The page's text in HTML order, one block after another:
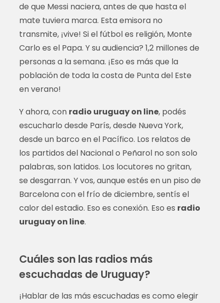
de que Messi naciera, antes de que hasta el
mate tuviera marca. Esta emisora no
transmite, ¡vive! Si el fútbol es religión, Monte
Carlo es el Papa. Y su audiencia? 1,2 millones de
personas a la semana. ¡Eso es más que la
población de toda la costa de Punta del Este
en verano!
Y ahora, con radio uruguay on line, podés
escucharlo desde París, desde Nueva York,
desde un barco en el Pacífico. Los relatos de
los partidos del Nacional o Peñarol no son solo
palabras, son latidos. Los locutores no gritan,
se desgarran. Y vos, aunque estés en un piso de
Barcelona con el frío de diciembre, sentís el
calor del estadio. Eso es conexión. Eso es radio
uruguay on line.
Cuáles son las radios más
escuchadas de Uruguay?
¡Hablar de las más escuchadas es como elegir